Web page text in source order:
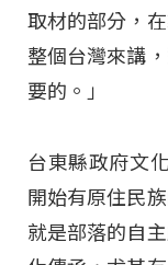
取材的部分，
整個台灣來講
要的。」
台東縣政府文
開始有原住民
就是部落的自